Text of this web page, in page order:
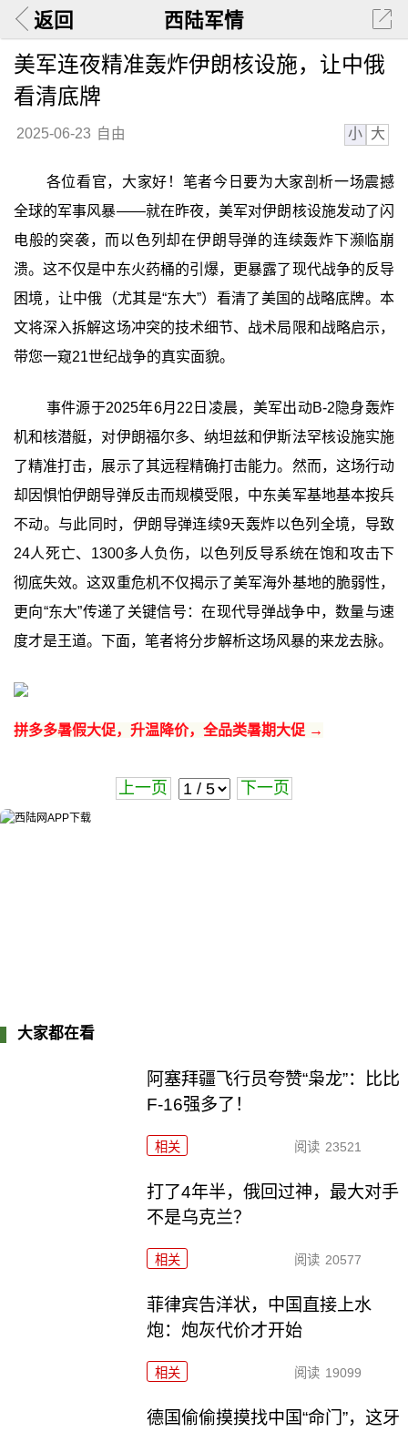
返回 西陆军情
美军连夜精准轰炸伊朗核设施，让中俄
看清底牌
2025-06-23 自由 小 大
各位看官，大家好！笔者今日要为大家剖析一场震撼
全球的军事风暴——就在昨夜，美军对伊朗核设施发动了闪
电般的突袭，而以色列却在伊朗导弹的连续轰炸下濒临崩
溃。这不仅是中东火药桶的引爆，更暴露了现代战争的反导
困境，让中俄（尤其是“东大”）看清了美国的战略底牌。本
文将深入拆解这场冲突的技术细节、战术局限和战略启示，
带您一窥21世纪战争的真实面貌。
事件源于2025年6月22日凌晨，美军出动B-2隐身轰炸
机和核潜艇，对伊朗福尔多、纳坦兹和伊斯法罕核设施实施
了精准打击，展示了其远程精确打击能力。然而，这场行动
却因惧怕伊朗导弹反击而规模受限，中东美军基地基本按兵
不动。与此同时，伊朗导弹连续9天轰炸以色列全境，导致
24人死亡、1300多人负伤，以色列反导系统在饱和攻击下
彻底失效。这双重危机不仅揭示了美军海外基地的脆弱性，
更向“东大”传递了关键信号：在现代导弹战争中，数量与速
度才是王道。下面，笔者将分步解析这场风暴的来龙去脉。
拼多多暑假大促，升温降价，全品类暑期大促 →
上一页 下一页
大家都在看
阿塞拜疆飞行员夸赞“枭龙”：比比
F-16强多了！
相关 阅读 23521
打了4年半，俄回过神，最大对手
不是乌克兰？
相关 阅读 20577
菲律宾告洋状，中国直接上水
炮：炮灰代价才开始
相关 阅读 19099
德国偷偷摸摸找中国“命门”，这牙